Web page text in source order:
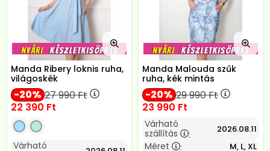
Manda Ribery loknis ruha,
világoskék
20 27 990Ft
22 390 Ft
Várható
Manda Malouda szűk
ruha, kék mintás
20 29 990Ft
23 990 Ft
Várható
szállítás
: 2026.08.11
Méret : M, L, XL